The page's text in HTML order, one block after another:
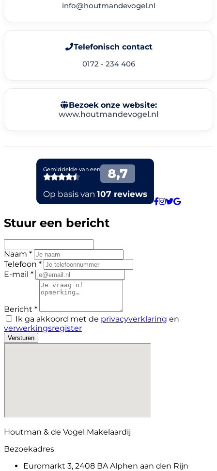
info@houtmandevogel.nl
Telefonisch contact
0172 - 234 406
Bezoek onze website:
www.houtmandevogel.nl
Stuur een bericht
Naam *
Telefoon *
E-mail *
Bericht *
Ik ga akkoord met de privacyverklaring en
verwerkingsregister
Versturen
Houtman & de Vogel Makelaardij
Bezoekadres
Euromarkt 3, 2408 BA Alphen aan den Rijn